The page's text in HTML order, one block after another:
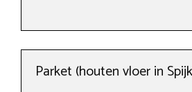
Parket (houten vloer in